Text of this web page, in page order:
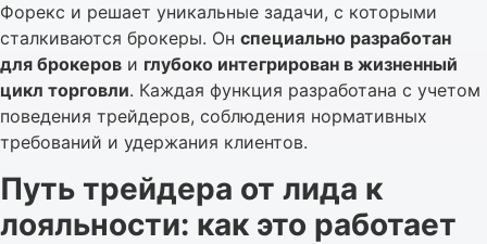
Форекс и решает уникальные задачи, с которыми
сталкиваются брокеры. Он специально разработан
для брокеров и глубоко интегрирован в жизненный
цикл торговли. Каждая функция разработана с учетом
поведения трейдеров, соблюдения нормативных
требований и удержания клиентов.
Путь трейдера от лида к
лояльности: как это работает